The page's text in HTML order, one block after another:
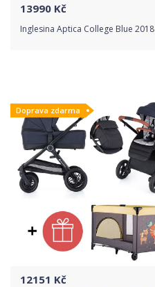
13990 Kč
Inglesina Aptica College Blue 2018
Detail produktu
Doprava zdarma
12151 Kč